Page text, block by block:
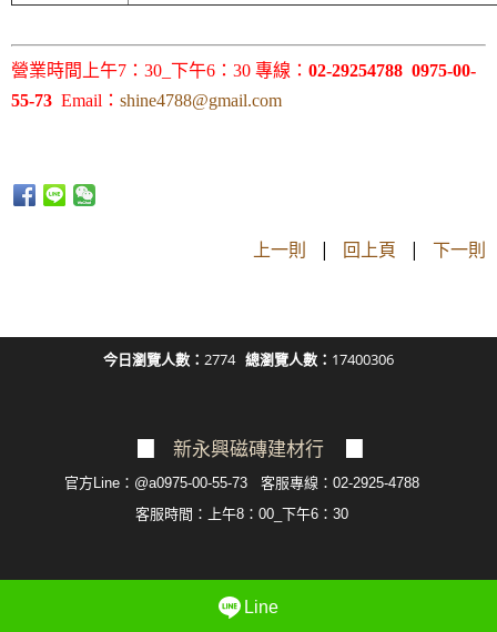
營業時間上午7：30_下午6：30 專線： 02-29254788 0975-00-
55-73 Email： shine4788@gmail.com
上一則 | 回上頁 | 下一則
今日瀏覽人數： 2774 總瀏覽人數： 17400306
新永興磁磚建材行
官方Line：@a0975-00-55-73 客服專線：02-2925-4788
客服時間：上午8：00_下午6：30
Line